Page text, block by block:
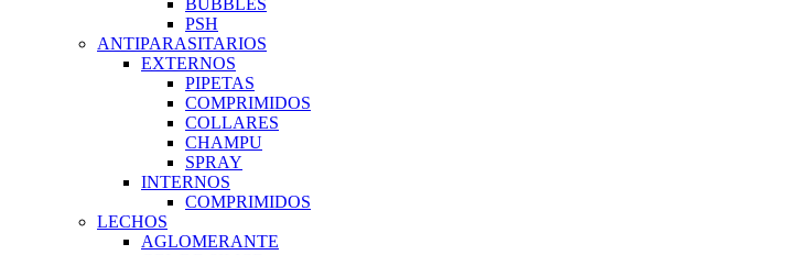
BUBBLES
PSH
ANTIPARASITARIOS
EXTERNOS
PIPETAS
COMPRIMIDOS
COLLARES
CHAMPU
SPRAY
INTERNOS
COMPRIMIDOS
LECHOS
AGLOMERANTE